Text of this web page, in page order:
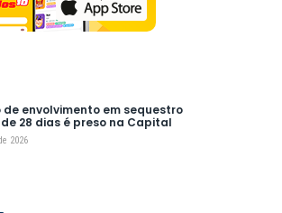
de envolvimento em sequestro
28 dias é preso na Capital
2026